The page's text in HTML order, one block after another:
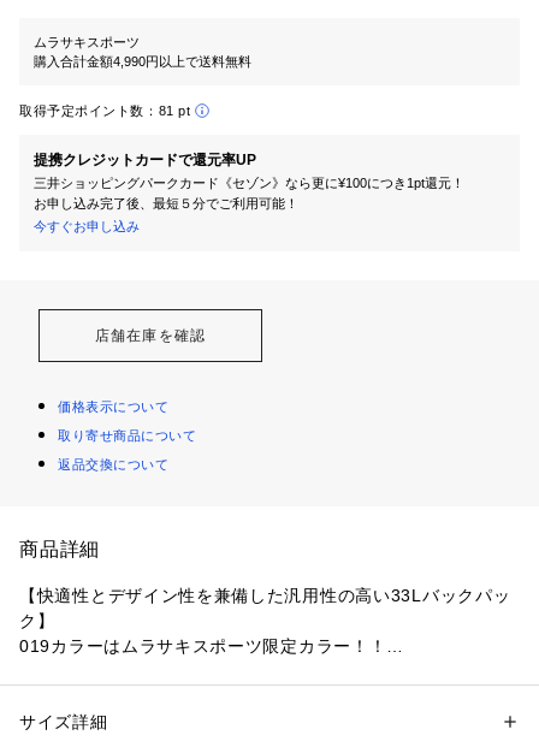
ムラサキスポーツ
購入合計金額4,990円以上で送料無料
取得予定ポイント数： 81 pt
提携クレジットカードで還元率UP
三井ショッピングパークカード《セゾン》なら更に¥100につき1pt還元！
お申し込み完了後、最短５分でご利用可能！
今すぐお申し込み
店舗在庫を確認
価格表示について
取り寄せ商品について
返品交換について
商品詳細
【快適性とデザイン性を兼備した汎用性の高い33Lバックパッ
ク】
019カラーはムラサキスポーツ限定カラー！！
●アウトドアや日常使いと汎用性の高いバックパック
性別：レディース
サイズ詳細